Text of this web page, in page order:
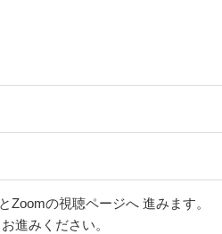
の視聴ページへ 進みます。
進みください。